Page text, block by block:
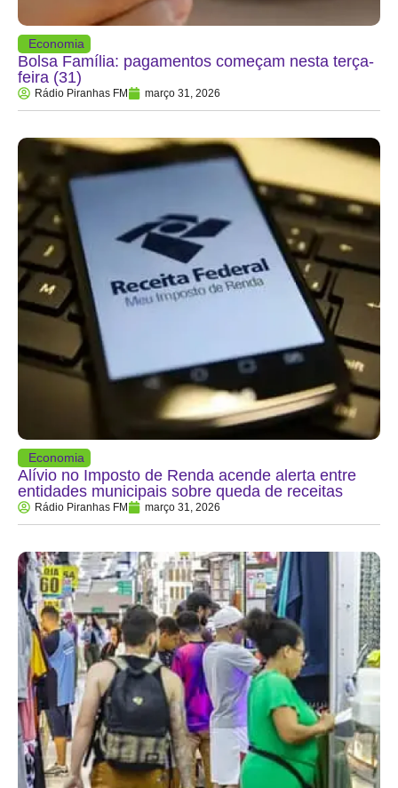
Economia
Bolsa Família: pagamentos começam nesta terça-
feira (31)
Rádio Piranhas FM março 31, 2026
Economia
Alívio no Imposto de Renda acende alerta entre
entidades municipais sobre queda de receitas
Rádio Piranhas FM março 31, 2026